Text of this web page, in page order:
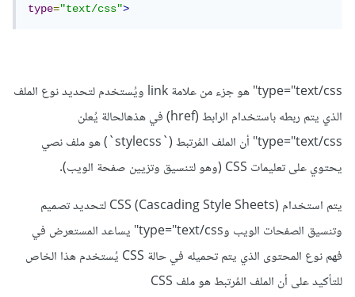
type="text/css">
type="text/css" هو جزء من علامة link ويُستخدم لتحديد نوع الملف
الذي يتم ربطه باستخدام الرابط (href) في هذهالحالة يُعلن
type="text/css" أن الملف المُرتبط (`stylecss`) هو ملف نصي
يحتوي على تعليمات CSS (وهو لتنسيق وتزيين صفحة الويب).
يتم استخدام CSS (Cascading Style Sheets) لتحديد تصميم
وتنسيق الصفحات الويب وtype="text/css" يساعد المستعرض في
فهم نوع المحتوى الذي يتم تحميله في حالة CSS يُستخدم هذا الخاص
للتأكيد على أن الملف المُرتبط هو ملف CSS